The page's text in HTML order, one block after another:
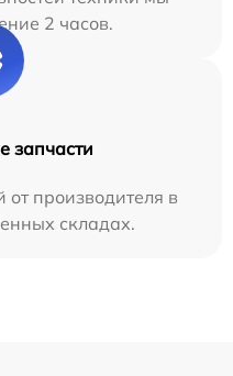
2 часов.
запчасти
от производителя в
складах.